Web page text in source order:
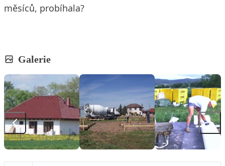
měsíců, probíhala?
Galerie